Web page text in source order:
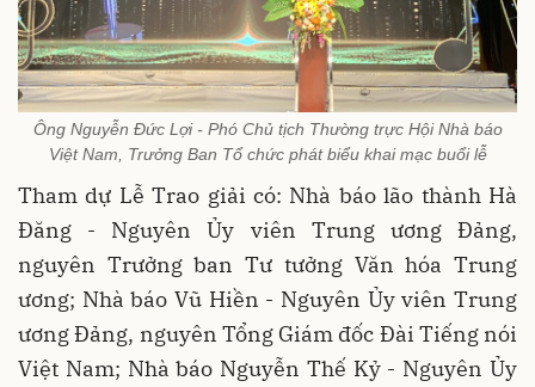
Ông Nguyễn Đức Lợi - Phó Chủ tịch Thường trực Hội Nhà báo
Việt Nam, Trưởng Ban Tổ chức phát biểu khai mạc buổi lễ
Tham dự Lễ Trao giải có: Nhà báo lão thành Hà
Đăng - Nguyên Ủy viên Trung ương Đảng,
nguyên Trưởng ban Tư tưởng Văn hóa Trung
ương; Nhà báo Vũ Hiền - Nguyên Ủy viên Trung
ương Đảng, nguyên Tổng Giám đốc Đài Tiếng nói
Việt Nam; Nhà báo Nguyễn Thế Kỷ - Nguyên Ủy